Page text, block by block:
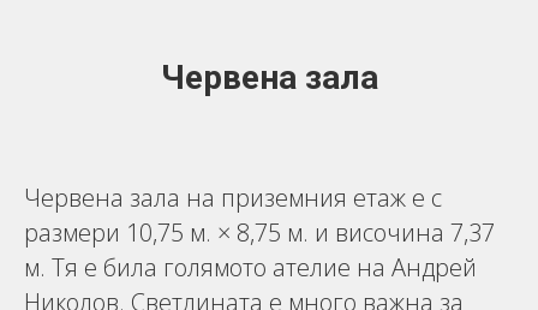
Червена зала
Червена зала на приземния етаж е с
размери 10,75 м. × 8,75 м. и височина 7,37
м. Тя е била голямото ателие на Андрей
Николов. Светлината е много важна за